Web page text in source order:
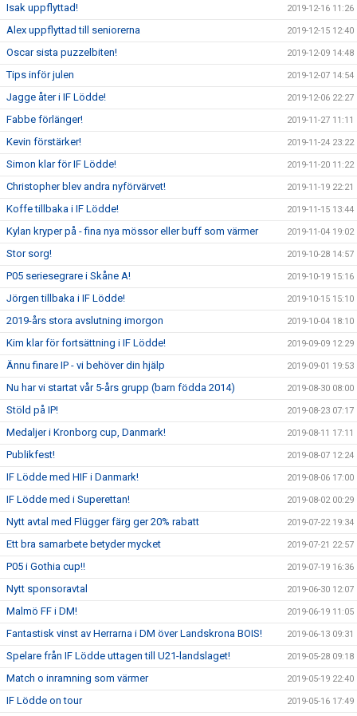
Isak uppflyttad! 2019-12-16 11:26
Alex uppflyttad till seniorerna 2019-12-15 12:40
Oscar sista puzzelbiten! 2019-12-09 14:48
Tips inför julen 2019-12-07 14:54
Jagge åter i IF Lödde! 2019-12-06 22:27
Fabbe förlänger! 2019-11-27 11:11
Kevin förstärker! 2019-11-24 23:22
Simon klar för IF Lödde! 2019-11-20 11:22
Christopher blev andra nyförvärvet! 2019-11-19 22:21
Koffe tillbaka i IF Lödde! 2019-11-15 13:44
Kylan kryper på - fina nya mössor eller buff som värmer 2019-11-04 19:02
Stor sorg! 2019-10-28 14:57
P05 seriesegrare i Skåne A! 2019-10-19 15:16
Jörgen tillbaka i IF Lödde! 2019-10-15 15:10
2019-års stora avslutning imorgon 2019-10-04 18:10
Kim klar för fortsättning i IF Lödde! 2019-09-09 12:29
Ännu finare IP - vi behöver din hjälp 2019-09-01 19:53
Nu har vi startat vår 5-års grupp (barn födda 2014) 2019-08-30 08:00
Stöld på IP! 2019-08-23 07:17
Medaljer i Kronborg cup, Danmark! 2019-08-11 17:11
Publikfest! 2019-08-07 12:24
IF Lödde med HIF i Danmark! 2019-08-06 17:00
IF Lödde med i Superettan! 2019-08-02 00:29
Nytt avtal med Flügger färg ger 20% rabatt 2019-07-22 19:34
Ett bra samarbete betyder mycket 2019-07-21 22:57
P05 i Gothia cup!! 2019-07-19 16:36
Nytt sponsoravtal 2019-06-30 12:07
Malmö FF i DM! 2019-06-19 11:05
Fantastisk vinst av Herrarna i DM över Landskrona BOIS! 2019-06-13 09:31
Spelare från IF Lödde uttagen till U21-landslaget! 2019-05-28 09:18
Match o inramning som värmer 2019-05-19 22:40
IF Lödde on tour 2019-05-16 17:49